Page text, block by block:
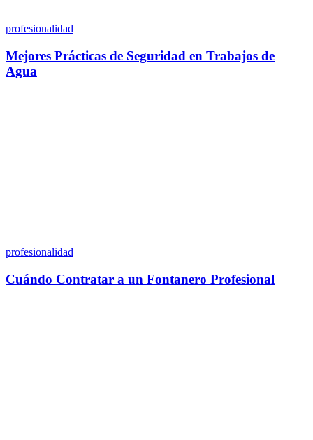
profesionalidad
Mejores Prácticas de Seguridad en Trabajos de
Agua
profesionalidad
Cuándo Contratar a un Fontanero Profesional